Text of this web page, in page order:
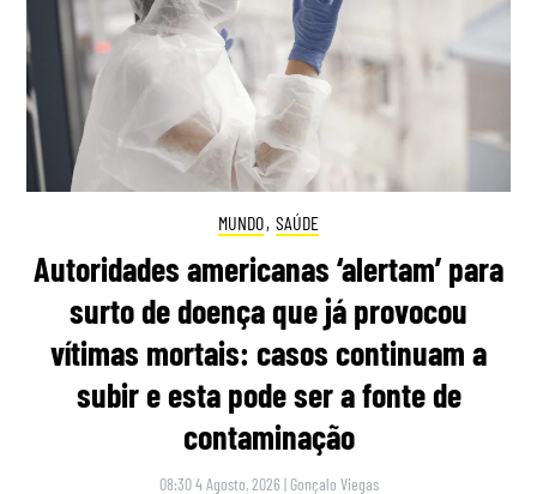
MUNDO, SAÚDE
Autoridades americanas ‘alertam’ para
surto de doença que já provocou
vítimas mortais: casos continuam a
subir e esta pode ser a fonte de
contaminação
08:30 4 Agosto, 2026 | Gonçalo Viegas